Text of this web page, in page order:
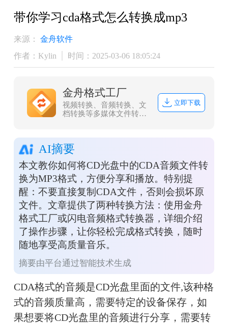
带你学习cda格式怎么转换成mp3
来源：
金舟软件
作者：Kylin
时间：2025-03-06 18:05:24
金舟格式工厂
视频转换、音频转换、文
档转换等多媒体文件转
立即下载
AI摘要
本文教你如何将CD光盘中的CDA音频文件转
换为MP3格式，方便分享和播放。特别提
醒：不要直接复制CDA文件，否则会损坏原
文件。文章提供了两种转换方法：使用金舟
格式工厂或闪电音频格式转换器，详细介绍
了操作步骤，让你轻松完成格式转换，随时
随地享受高质量音乐。
摘要由平台通过智能技术生成
CDA格式的音频是CD光盘里面的文件,该种格
式的音频质量高，需要特定的设备保存，如
果想要将CD光盘里的音频进行分享，需要转